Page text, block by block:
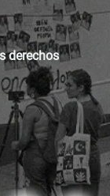
derechos